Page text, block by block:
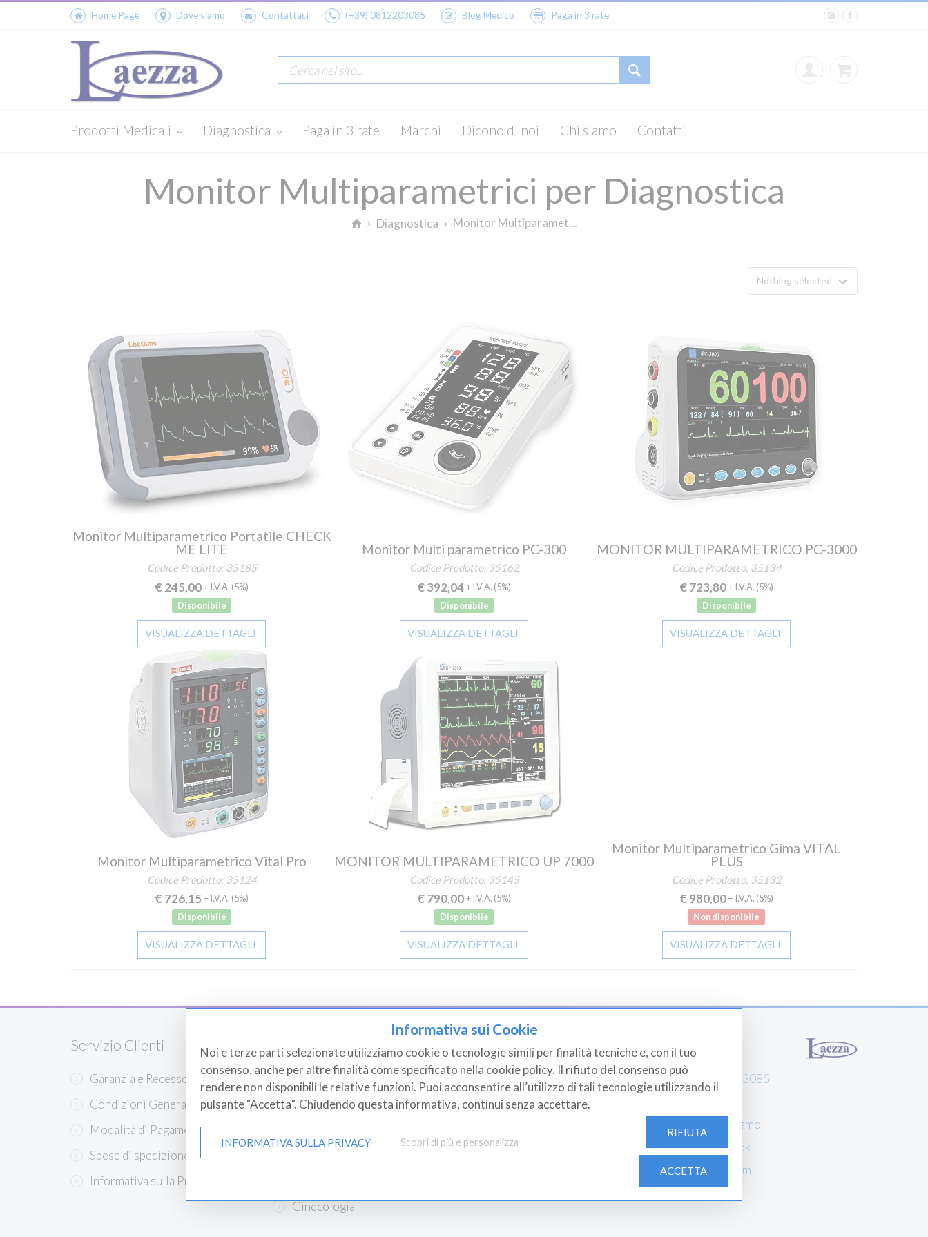
Home Page Dove siamo Contattaci (+39) 0812203085 Blog Medico Paga in 3 rate
Prodotti Medicali Diagnostica Paga in 3 rate Marchi Dicono di noi Chi siamo Contatti
Monitor Multiparametrici per Diagnostica
Diagnostica Monitor Multiparamet...
Nothing selected
Monitor Multiparametrico Portatile CHECK
ME LITE
Codice Prodotto: 35185
€ 245,00+ I.V.A. (5%)
Disponibile
VISUALIZZA DETTAGLI
Monitor Multi parametrico PC-300
Codice Prodotto: 35162
€ 392,04+ I.V.A. (5%)
Disponibile
VISUALIZZA DETTAGLI
MONITOR MULTIPARAMETRICO PC-3000
Codice Prodotto: 35134
€ 723,80+ I.V.A. (5%)
Disponibile
VISUALIZZA DETTAGLI
Monitor Multiparametrico Vital Pro
Codice Prodotto: 35124
€ 726,15 + I.V.A. (5%)
Disponibile
VISUALIZZA DETTAGLI
MONITOR MULTIPARAMETRICO UP 7000
Codice Prodotto: 35145
€ 790,00+ I.V.A. (5%)
Disponibile
VISUALIZZA DETTAGLI
Monitor Multiparametrico Gima VITAL
PLUS
Codice Prodotto: 35132
€ 980,00+ I.V.A. (5%)
Non disponibile
VISUALIZZA DETTAGLI
Servizio Clienti
Garanzia e Recesso
Condizioni Generali di Ve...
Modalità di Pagamento
Spese di spedizione
Informativa sulla Privacy
Prodotti Medicali
Estetica
Bilance & Altimetri
Emergenza Primo Soccorso
Medicazioni
Ginecologia
Diagnostica
Elettrocardiografi
Test Diagnostici
Laezza Srl
0812203085
Dove siamo
Facebook
Instagram
Informativa sui Cookie
Noi e terze parti selezionate utilizziamo cookie o tecnologie simili per finalità tecniche e, con il tuo
consenso, anche per altre finalità come specificato nella cookie policy. Il rifiuto del consenso può
rendere non disponibili le relative funzioni. Puoi acconsentire all’utilizzo di tali tecnologie utilizzando il
pulsante “Accetta”. Chiudendo questa informativa, continui senza accettare.
INFORMATIVA SULLA PRIVACY Scopri di più e personalizza
RIFIUTA
ACCETTA